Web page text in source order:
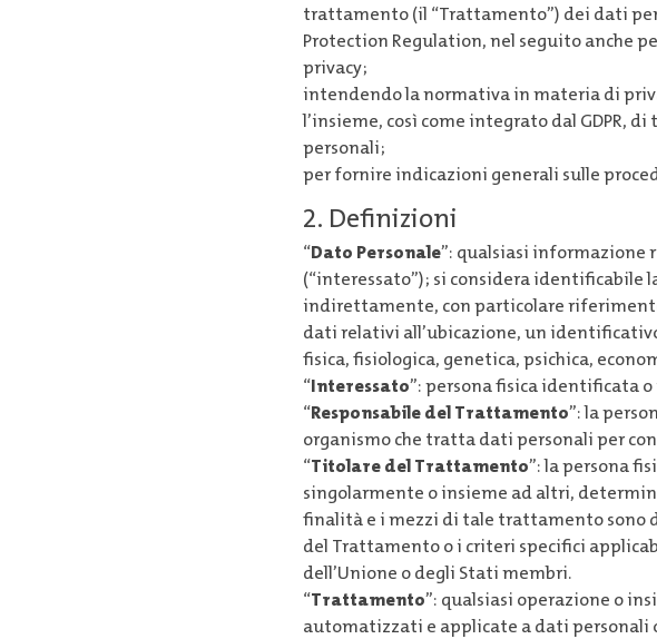
trattamento (il “Trattamento”) dei dati
Protection Regulation, nel seguito anche
privacy;
intendendo la normativa in materia di
l’insieme, così come integrato dal GDPR,
personali;
per fornire indicazioni generali sulle
2. Definizioni
“Dato Personale”: qualsiasi
(“interessato”); si considera identificabile
indirettamente, con particolare
dati relativi all’ubicazione, un
fisica, fisiologica, genetica, psichica,
“Interessato”: persona fisica identificata
“Responsabile del Trattamento”: la
organismo che tratta dati personali per
“Titolare del Trattamento”: la persona
singolarmente o insieme ad altri,
finalità e i mezzi di tale trattamento sono
del Trattamento o i criteri specifici
dell’Unione o degli Stati membri.
“Trattamento”: qualsiasi operazione o
automatizzati e applicate a dati personali